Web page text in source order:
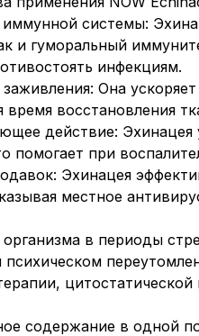
иммунной системы:
и гуморальный
инфекциям.
Она
время восстановления
действие:
помогает при
Эхинацея
местное
в периоды
психическом
цитостатической
содержание в одной